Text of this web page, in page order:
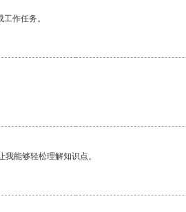
作任务。
能够轻松理解知识点。